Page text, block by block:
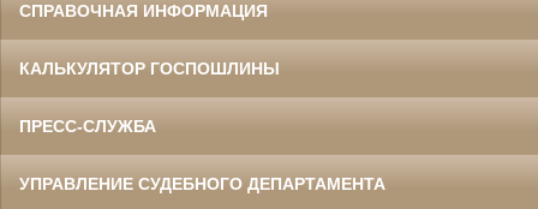
СПРАВОЧНАЯ ИНФОРМАЦИЯ
КАЛЬКУЛЯТОР ГОСПОШЛИНЫ
ПРЕСС-СЛУЖБА
УПРАВЛЕНИЕ СУДЕБНОГО ДЕПАРТАМЕНТА